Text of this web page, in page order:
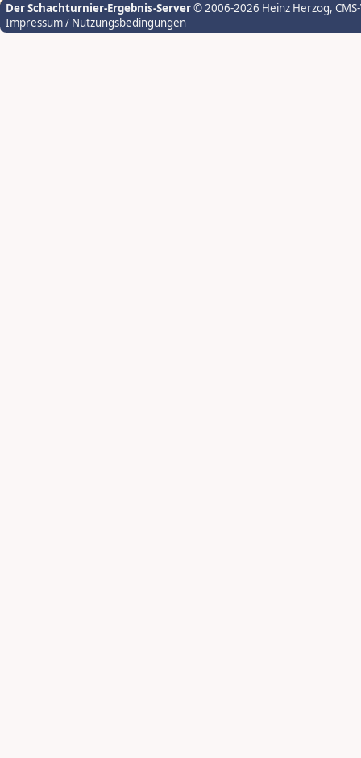
Der Schachturnier-Ergebnis-Server© 2006-2026 Heinz Herzog,
Impressum / Nutzungsbedingungen